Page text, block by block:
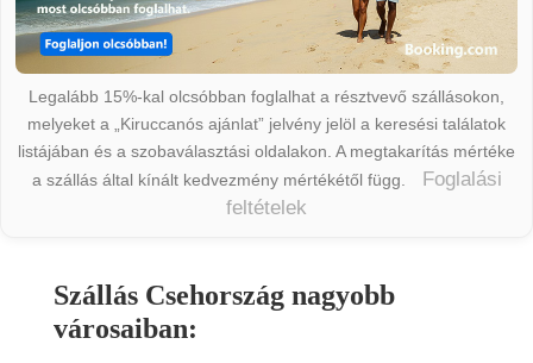
Legalább 15%-kal olcsóbban foglalhat a résztvevő szállásokon,
melyeket a „Kiruccanós ajánlat” jelvény jelöl a keresési találatok
listájában és a szobaválasztási oldalakon. A megtakarítás mértéke
a szállás által kínált kedvezmény mértékétől függ.
Foglalási
feltételek
Szállás Csehország nagyobb
városaiban: